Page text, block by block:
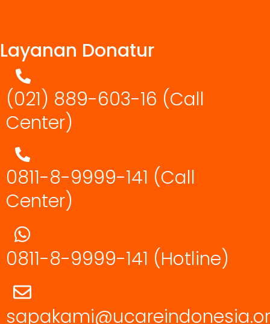
Layanan Donatur
(021) 889-603-16 (Call
Center)
0811-8-9999-141 (Call
Center)
0811-8-9999-141 (Hotline)